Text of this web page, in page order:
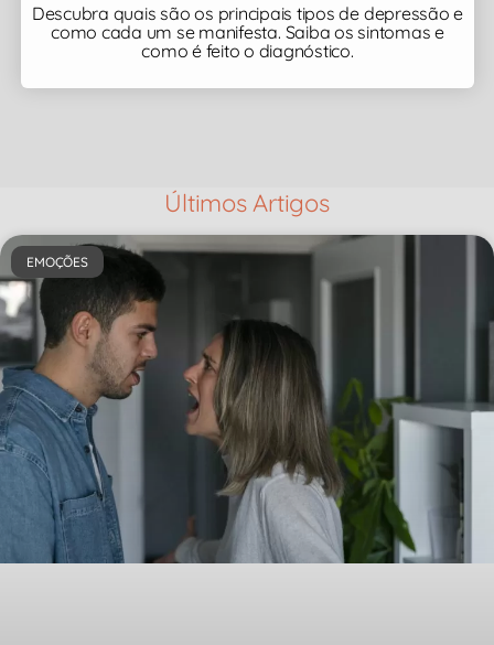
Descubra quais são os principais tipos de depressão e
como cada um se manifesta. Saiba os sintomas e
como é feito o diagnóstico.
Últimos Artigos
EMOÇÕES